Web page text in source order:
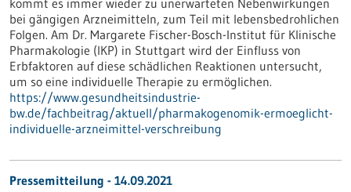
kommt es immer wieder zu unerwarteten Nebenwirkungen
bei gängigen Arzneimitteln, zum Teil mit lebensbedrohlichen
Folgen. Am Dr. Margarete Fischer-Bosch-Institut für Klinische
Pharmakologie (IKP) in Stuttgart wird der Einfluss von
Erbfaktoren auf diese schädlichen Reaktionen untersucht,
um so eine individuelle Therapie zu ermöglichen.
https://www.gesundheitsindustrie-
bw.de/fachbeitrag/aktuell/pharmakogenomik-ermoeglicht-
individuelle-arzneimittel-verschreibung
Pressemitteilung - 14.09.2021